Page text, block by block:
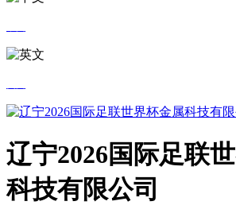
辽宁2026国际足联
科技有限公司